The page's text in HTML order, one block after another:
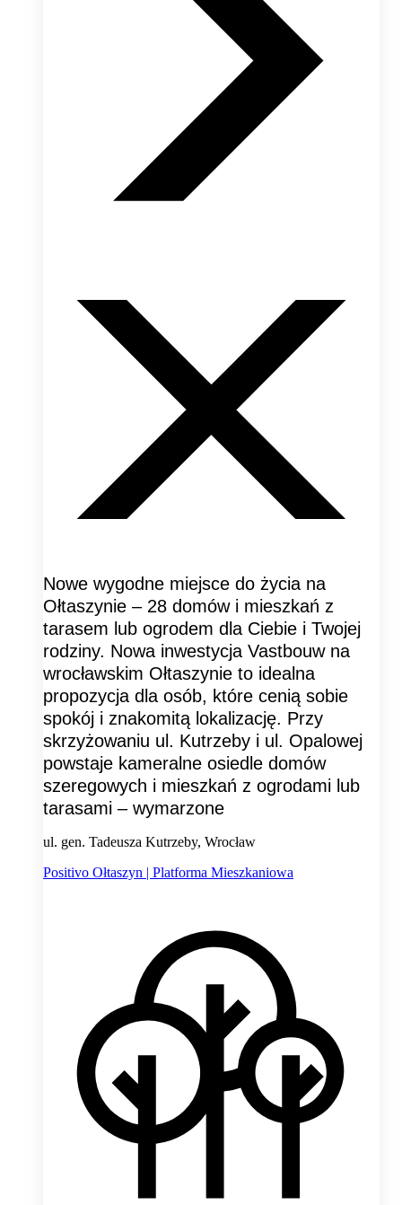
Nowe wygodne miejsce do życia na
Ołtaszynie – 28 domów i mieszkań z
tarasem lub ogrodem dla Ciebie i Twojej
rodziny. Nowa inwestycja Vastbouw na
wrocławskim Ołtaszynie to idealna
propozycja dla osób, które cenią sobie
spokój i znakomitą lokalizację. Przy
skrzyżowaniu ul. Kutrzeby i ul. Opalowej
powstaje kameralne osiedle domów
szeregowych i mieszkań z ogrodami lub
tarasami – wymarzone
ul. gen. Tadeusza Kutrzeby, Wrocław
Positivo Ołtaszyn | Platforma Mieszkaniowa